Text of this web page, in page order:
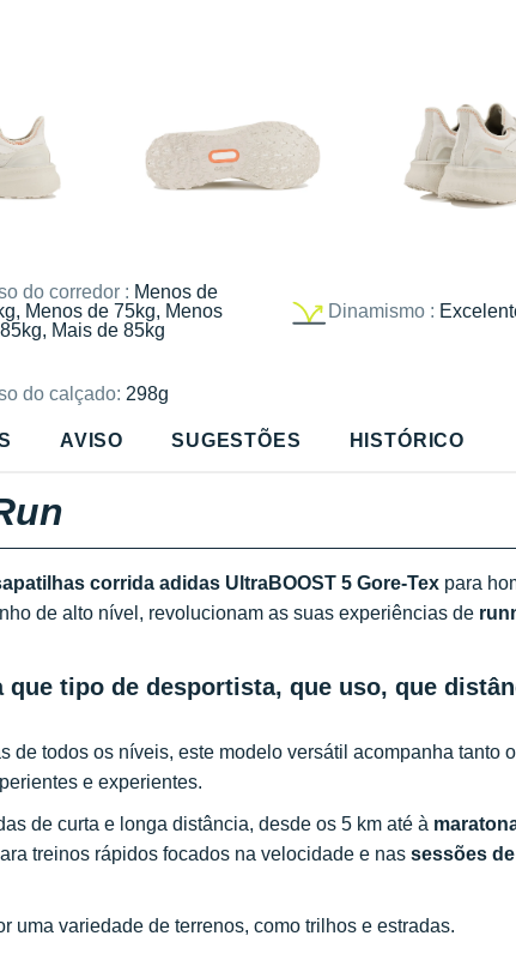
do corredor : Menos de
Menos de 75kg, Menos
Mais de 85kg
Dinamismo :
do calçado: 298g
AVISO SUGESTÕES HISTÓRICO
corrida adidas UltraBOOST 5 Gore-Tex para
de alto nível, revolucionam as suas experiências de
que tipo de desportista, que uso, que
de todos os níveis, este modelo versátil acompanha tanto
e experientes.
de curta e longa distância, desde os 5 km até à
treinos rápidos focados na velocidade e nas sessões
uma variedade de terrenos, como trilhos e estradas.